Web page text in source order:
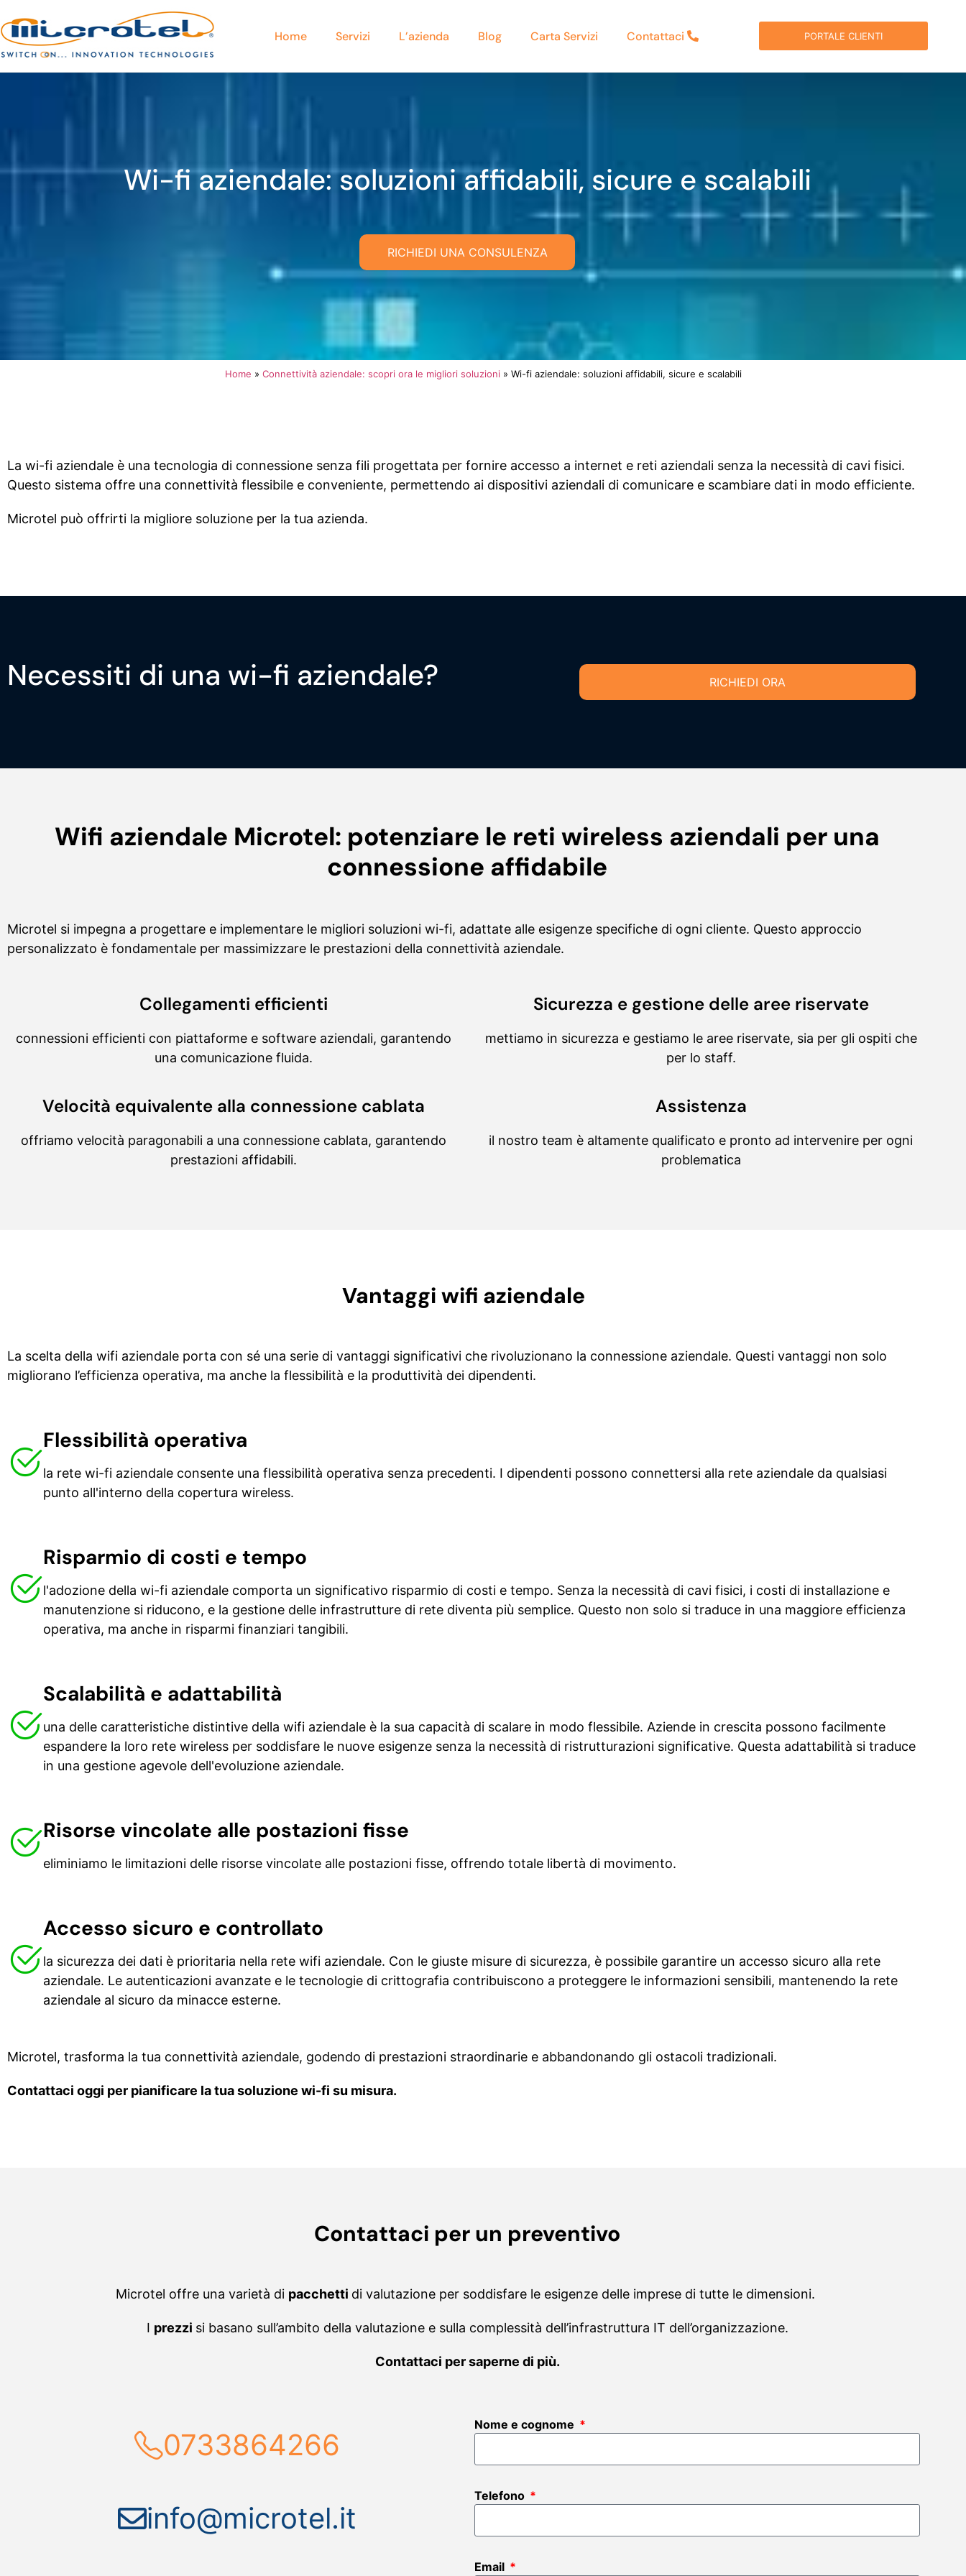
Home Servizi L’azienda Blog Carta Servizi Contattaci PORTALE CLIENTI
Wi-fi aziendale: soluzioni affidabili, sicure e scalabili
RICHIEDI UNA CONSULENZA
Home » Connettività aziendale: scopri ora le migliori soluzioni» Wi-fi aziendale: soluzioni affidabili, sicure e scalabili
La wi-fi aziendale è una tecnologia di connessione senza fili progettata per fornire accesso a internet e reti aziendali senza la necessità di cavi fisici.
Questo sistema offre una connettività flessibile e conveniente, permettendo ai dispositivi aziendali di comunicare e scambiare dati in modo efficiente.
Microtel può offrirti la migliore soluzione per la tua azienda.
Necessiti di una wi-fi aziendale? RICHIEDI ORA
Wifi aziendale Microtel: potenziare le reti wireless aziendali per una
connessione affidabile
Microtel si impegna a progettare e implementare le migliori soluzioni wi-fi, adattate alle esigenze specifiche di ogni cliente. Questo approccio
personalizzato è fondamentale per massimizzare le prestazioni della connettività aziendale.
Collegamenti efficienti
connessioni efficienti con piattaforme e software aziendali, garantendo
una comunicazione fluida.
Sicurezza e gestione delle aree riservate
mettiamo in sicurezza e gestiamo le aree riservate, sia per gli ospiti che
per lo staff.
Velocità equivalente alla connessione cablata
offriamo velocità paragonabili a una connessione cablata, garantendo
prestazioni affidabili.
Assistenza
il nostro team è altamente qualificato e pronto ad intervenire per ogni
problematica
Vantaggi wifi aziendale
La scelta della wifi aziendale porta con sé una serie di vantaggi significativi che rivoluzionano la connessione aziendale. Questi vantaggi non solo
migliorano l’efficienza operativa, ma anche la flessibilità e la produttività dei dipendenti.
Flessibilità operativa
la rete wi-fi aziendale consente una flessibilità operativa senza precedenti. I dipendenti possono connettersi alla rete aziendale da qualsiasi
punto all'interno della copertura wireless.
Risparmio di costi e tempo
l'adozione della wi-fi aziendale comporta un significativo risparmio di costi e tempo. Senza la necessità di cavi fisici, i costi di installazione e
manutenzione si riducono, e la gestione delle infrastrutture di rete diventa più semplice. Questo non solo si traduce in una maggiore efficienza
operativa, ma anche in risparmi finanziari tangibili.
Scalabilità e adattabilità
una delle caratteristiche distintive della wifi aziendale è la sua capacità di scalare in modo flessibile. Aziende in crescita possono facilmente
espandere la loro rete wireless per soddisfare le nuove esigenze senza la necessità di ristrutturazioni significative. Questa adattabilità si traduce
in una gestione agevole dell'evoluzione aziendale.
Risorse vincolate alle postazioni fisse
eliminiamo le limitazioni delle risorse vincolate alle postazioni fisse, offrendo totale libertà di movimento.
Accesso sicuro e controllato
la sicurezza dei dati è prioritaria nella rete wifi aziendale. Con le giuste misure di sicurezza, è possibile garantire un accesso sicuro alla rete
aziendale. Le autenticazioni avanzate e le tecnologie di crittografia contribuiscono a proteggere le informazioni sensibili, mantenendo la rete
aziendale al sicuro da minacce esterne.
Microtel, trasforma la tua connettività aziendale, godendo di prestazioni straordinarie e abbandonando gli ostacoli tradizionali.
Contattaci oggi per pianificare la tua soluzione wi-fi su misura.
Contattaci per un preventivo
Microtel offre una varietà di pacchetti di valutazione per soddisfare le esigenze delle imprese di tutte le dimensioni.
I prezzi si basano sull’ambito della valutazione e sulla complessità dell’infrastruttura IT dell’organizzazione.
Contattaci per saperne di più.
0733864266
info@microtel.it
Nome e cognome
Telefono
Email